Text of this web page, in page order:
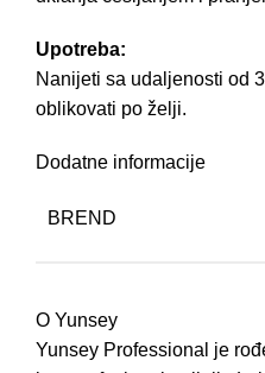
Upotreba:
Nanijeti sa udaljenosti od
oblikovati po želji.
Dodatne informacije
BREND
O Yunsey
Yunsey Professional je